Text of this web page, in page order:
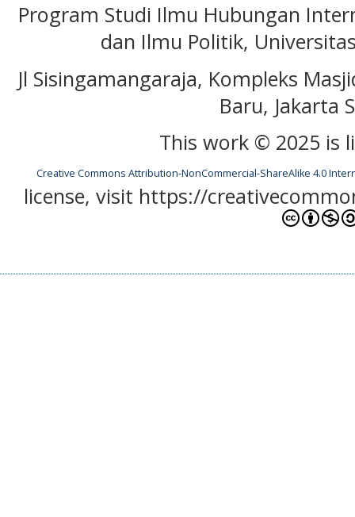
Program Studi Ilmu Hubungan
dan Ilmu Politik,
Jl Sisingamangaraja, Kompleks
Baru, Jakarta
This work © 2025 is
Creative Commons Attribution-NonCommercial-ShareAlike 4.0
license, visit https://